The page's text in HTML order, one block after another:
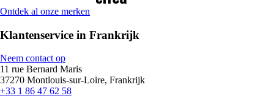
Ontdek al onze merken
Klantenservice in Frankrijk
Neem contact op
11 rue Bernard Maris
37270 Montlouis-sur-Loire, Frankrijk
+33 1 86 47 62 58